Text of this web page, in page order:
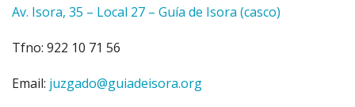
Av. Isora, 35 – Local 27 – Guía de Isora (casco)
Tfno: 922 10 71 56
Email: juzgado@guiadeisora.org